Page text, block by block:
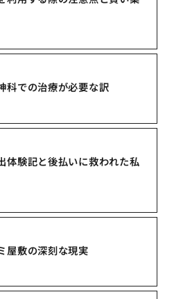
科での治療が必要な訳
体験記と後払いに救われた私
屋敷の深刻な現実